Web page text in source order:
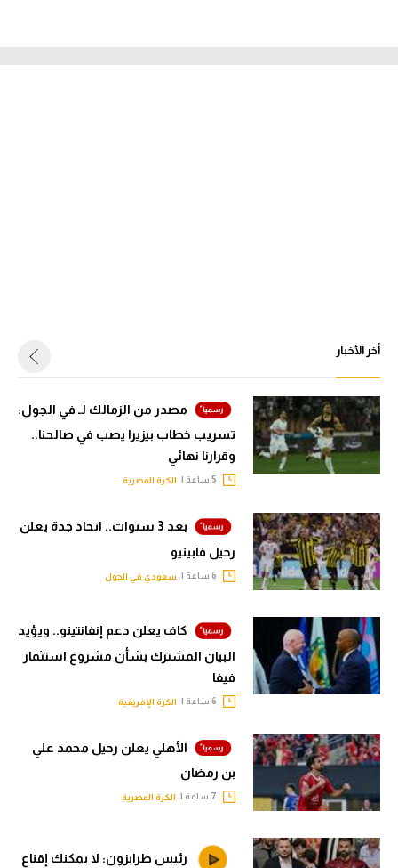
أخر الأخبار
مصدر من الزمالك لـ في الجول:
تسريب خطاب بيزيرا يصب في صالحنا..
وقرارنا نهائي
الكرة المصرية
بعد 3 سنوات.. اتحاد جدة يعلن
رحيل فابينيو
سعودي في الجول
كاف يعلن دعم إنفانتينو.. ويؤيد
البيان المشترك بشأن مشروع استثمار
فيفا
الكرة الإفريقية
الأهلي يعلن رحيل محمد علي
بن رمضان
الكرة المصرية
رئيس طرابزون: لا يمكنك إقناع